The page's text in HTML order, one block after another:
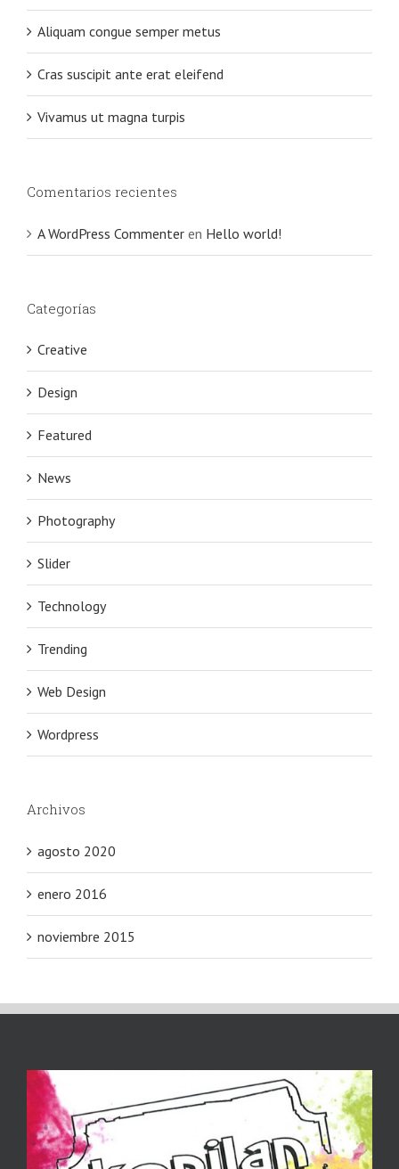
Aliquam congue semper metus
Cras suscipit ante erat eleifend
Vivamus ut magna turpis
Comentarios recientes
A WordPress Commenter en Hello world!
Categorías
Creative
Design
Featured
News
Photography
Slider
Technology
Trending
Web Design
Wordpress
Archivos
agosto 2020
enero 2016
noviembre 2015